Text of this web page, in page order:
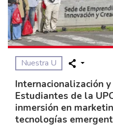
Nuestra U
Internacionalización
Estudiantes de la
inmersión en
tecnologías